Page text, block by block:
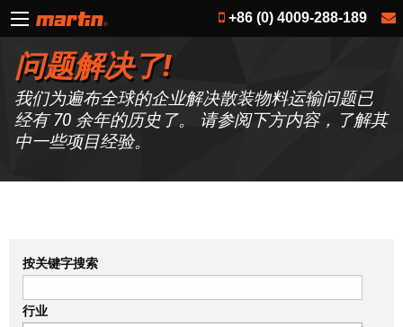
+86 (0) 4009-288-189
问题解决了!
我们为遍布全球的企业解决散装物料运输问题已
经有 70 余年的历史了。 请参阅下方内容，了解其
中一些项目经验。
按关键字搜索
行业